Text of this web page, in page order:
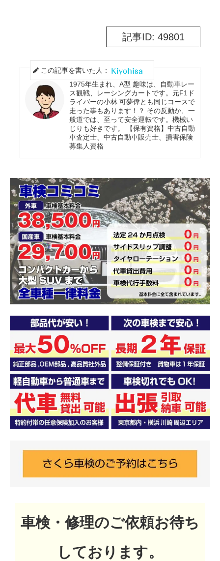
記事ID: 49801
この記事を書いた人：
1975年生まれ、A型 趣味は、自動車レー
ス観戦、レーシングカートです。元F1ド
ライバーの小林 可夢偉とも同じコースで
走った事もあります！？ その反動か、一
般道では、至って安全運転です。機械い
じりも好きです。 【保有資格】中古自動
車査定士、中古自動車販売士、損害保険
募集人資格
車検・修理のご依頼お待ち
しております。